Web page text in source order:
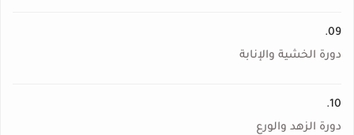
09.
دورة الخشية والإنابة
10.
دورة الزهد والورع